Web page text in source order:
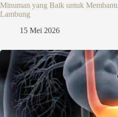
Minuman yang Baik untuk
Lambung
15 Mei 2026